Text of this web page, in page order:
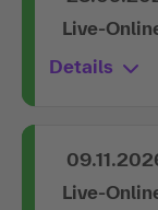
Live-
Details
Live-